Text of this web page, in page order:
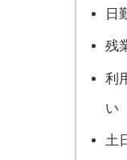
日
残
利
い
土